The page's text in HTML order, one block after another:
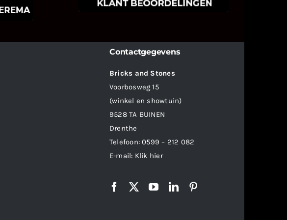
Contactgegevens
Bricks and Stones
Voorbosweg 15
(winkel en showtuin)
9528 TA BUINEN
Drenthe
Telefoon:0599 – 212 082
E-mail: Klik hier